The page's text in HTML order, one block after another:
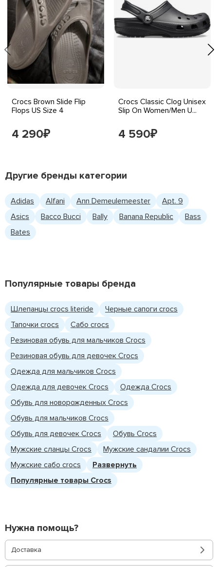
Crocs Brown Slide Flip
Flops US Size 4
4 290₽
Crocs Classic Clog Unisex
Slip On Women/Men U...
4 590₽
Другие бренды категории
Adidas Alfani Ann Demeulemeester
Apt. 9
Asics
Bacco Bucci Bally Banana Republic
Bass
Bates
Популярные товары бренда
Шлепанцы crocs literide
Черные сапоги crocs
Тапочки crocs
Сабо crocs
Резиновая обувь для мальчиков Crocs
Резиновая обувь для девочек Crocs
Одежда для мальчиков Crocs
Одежда для девочек Crocs
Одежда Crocs
Обувь для новорожденных Crocs
Обувь для мальчиков Crocs
Обувь для девочек Crocs
Обувь Crocs
Мужские сланцы Crocs
Мужские сандалии Crocs
Мужские сабо crocs
Развернуть
Популярные товары Crocs
Нужна помощь?
Доставка